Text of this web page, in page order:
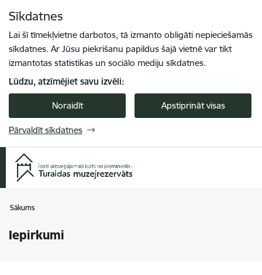
Sīkdatnes
Lai šī tīmekļvietne darbotos, tā izmanto obligāti nepieciešamās
sīkdatnes. Ar Jūsu piekrišanu papildus šajā vietnē var tikt
izmantotas statistikas un sociālo mediju sīkdatnes.
Lūdzu, atzīmējiet savu izvēli:
Noraidīt Apstiprināt visas
Pārvaldīt sīkdatnes
Sākums
Iepirkumi